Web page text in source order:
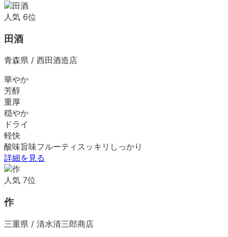
人気 6位
田酒
青森県 / 西田酒造店
華やか
芳醇
重厚
穏やか
ドライ
軽快
酸味旨味フルーティ スッキリ しっかり
詳細を見る
人気 7位
作
三重県 / 清水清三郎商店